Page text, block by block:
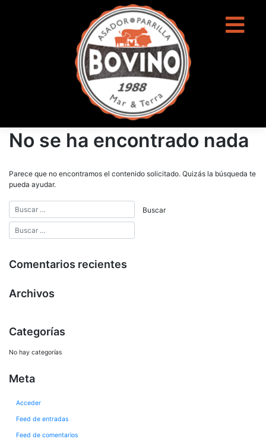
No se ha encontrado nada
Parece que no encontramos el contenido solicitado. Quizás la búsqueda te
pueda ayudar.
Comentarios recientes
Archivos
Categorías
No hay categorías
Meta
Acceder
Feed de entradas
Feed de comentarios